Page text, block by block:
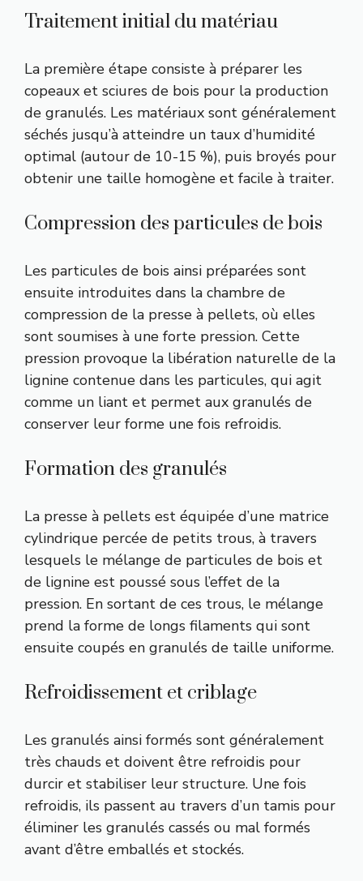
Traitement initial du matériau
La première étape consiste à préparer les
copeaux et sciures de bois pour la production
de granulés. Les matériaux sont généralement
séchés jusqu’à atteindre un taux d’humidité
optimal (autour de 10-15 %), puis broyés pour
obtenir une taille homogène et facile à traiter.
Compression des particules de bois
Les particules de bois ainsi préparées sont
ensuite introduites dans la chambre de
compression de la presse à pellets, où elles
sont soumises à une forte pression. Cette
pression provoque la libération naturelle de la
lignine contenue dans les particules, qui agit
comme un liant et permet aux granulés de
conserver leur forme une fois refroidis.
Formation des granulés
La presse à pellets est équipée d’une matrice
cylindrique percée de petits trous, à travers
lesquels le mélange de particules de bois et
de lignine est poussé sous l’effet de la
pression. En sortant de ces trous, le mélange
prend la forme de longs filaments qui sont
ensuite coupés en granulés de taille uniforme.
Refroidissement et criblage
Les granulés ainsi formés sont généralement
très chauds et doivent être refroidis pour
durcir et stabiliser leur structure. Une fois
refroidis, ils passent au travers d’un tamis pour
éliminer les granulés cassés ou mal formés
avant d’être emballés et stockés.